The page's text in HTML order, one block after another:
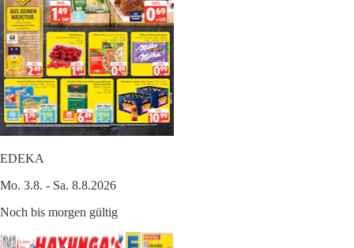
EDEKA
Mo. 3.8. - Sa. 8.8.2026
Noch bis morgen gültig